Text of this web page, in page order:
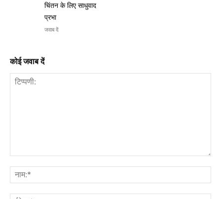
चिंतन के लिए साधुवाद
प्रभा
जवाब दें
कोई जवाब दें